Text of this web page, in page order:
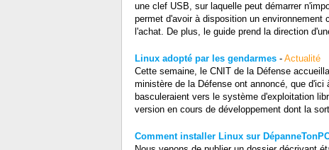
une clef USB, sur laquelle peut démarrer
permet d'avoir à disposition un
l'achat. De plus, le guide prend la direction
Linux adopté par les gendarmes- Actualité
Cette semaine, le CNIT de la Défense
ministère de la Défense ont annoncé, que
basculeraient vers le système d'exploitation
version en cours de développement dont la
Comment installer Linux sur